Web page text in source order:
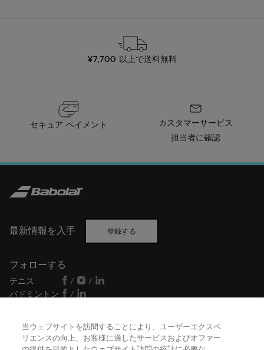
¥7,700 以上で送料無料
セキュア ペイメント
カスタマーサービス
担当者に確認
最新情報を入手 登録する
フォローする
テニス /
/
バドミントン
/
ヘルプ
当ウェブサイトを訪問することにより、ユーザーエクスペ
リエンスの向上、お客様に適したサービスおよびオファー